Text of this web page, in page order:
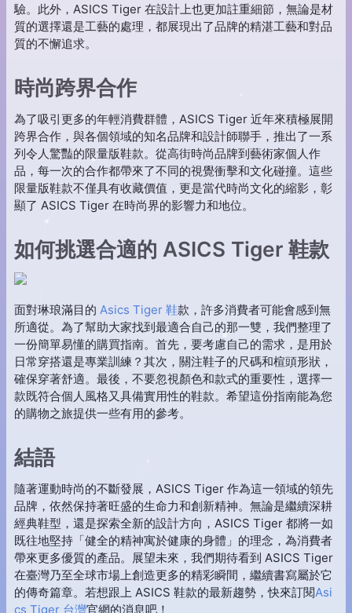
驗。此外，ASICS Tiger 在設計上也更加註重細節，無論是材
質的選擇還是工藝的處理，都展現出了品牌的精湛工藝和對品
質的不懈追求。
時尚跨界合作
為了吸引更多的年輕消費群體，ASICS Tiger 近年來積極展開
跨界合作，與各個領域的知名品牌和設計師聯手，推出了一系
列令人驚豔的限量版鞋款。從高街時尚品牌到藝術家個人作
品，每一次的合作都帶來了不同的視覺衝擊和文化碰撞。這些
限量版鞋款不僅具有收藏價值，更是當代時尚文化的縮影，彰
顯了 ASICS Tiger 在時尚界的影響力和地位。
如何挑選合適的 ASICS Tiger 鞋款
面對琳琅滿目的 Asics Tiger 鞋款，許多消費者可能會感到無
所適從。為了幫助大家找到最適合自己的那一雙，我們整理了
一份簡單易懂的購買指南。首先，要考慮自己的需求，是用於
日常穿搭還是專業訓練？其次，關注鞋子的尺碼和楦頭形狀，
確保穿著舒適。最後，不要忽視顏色和款式的重要性，選擇一
款既符合個人風格又具備實用性的鞋款。希望這份指南能為您
的購物之旅提供一些有用的參考。
結語
隨著運動時尚的不斷發展，ASICS Tiger 作為這一領域的領先
品牌，依然保持著旺盛的生命力和創新精神。無論是繼續深耕
經典鞋型，還是探索全新的設計方向，ASICS Tiger 都將一如
既往地堅持「健全的精神寓於健康的身體」的理念，為消費者
帶來更多優質的產品。展望未來，我們期待看到 ASICS Tiger
在臺灣乃至全球市場上創造更多的精彩瞬間，繼續書寫屬於它
的傳奇篇章。若想跟上 ASICS 鞋款的最新趨勢，快來訂閱Asi
cs Tiger 台灣官網的消息吧！